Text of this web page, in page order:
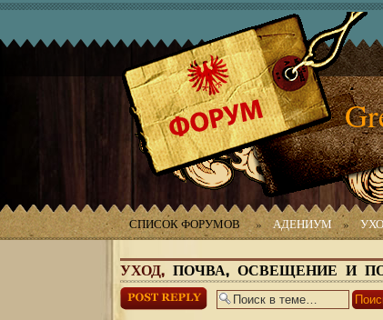
СПИСОК ФОРУМОВ » АДЕНИУМ »
УХОД, ПОЧВА, ОСВЕЩЕНИЕ И
Ответить